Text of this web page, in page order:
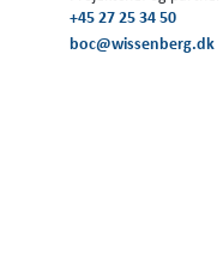
+45 27 25 34 50
boc@wissenberg.dk